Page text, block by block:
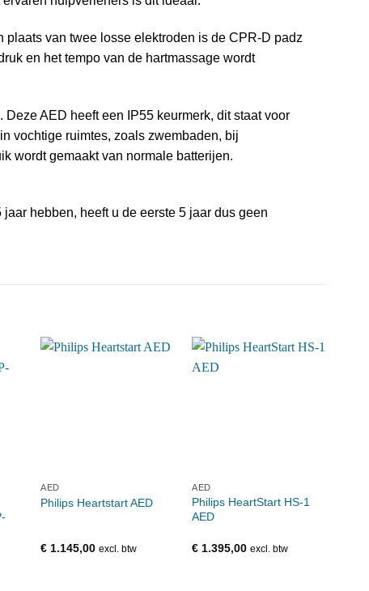
van twee losse elektroden is de CPR-D padz
en het tempo van de hartmassage wordt
AED heeft een IP55 keurmerk, dit staat voor
vochtige ruimtes, zoals zwembaden, bij
wordt gemaakt van normale batterijen.
hebben, heeft u de eerste 5 jaar dus geen
AED
Philips Heartstart AED
€ 1.145,00 excl. btw
AED
Philips HeartStart HS-1
AED
€1.395,00 excl. btw